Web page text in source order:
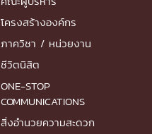
โครงสร้างองค์กร
ภาควิชา / หน่วยงาน
ชีวิตนิสิต
ONE-STOP
COMMUNICATIONS
สิ่งอำนวยความสะดวก